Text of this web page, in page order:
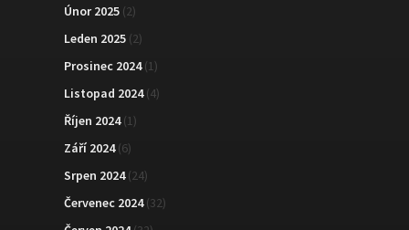
Únor 2025 (2)
Leden 2025 (2)
Prosinec 2024(1)
Listopad 2024(4)
Říjen 2024(1)
Září 2024(6)
Srpen 2024(24)
Červenec 2024(32)